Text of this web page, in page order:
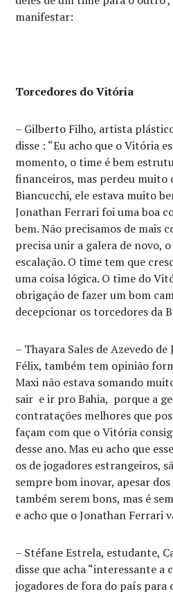
manifestar:
Torcedores do Vitória
– Gilberto Filho, artista
disse : “Eu acho que o Vitória
momento, o time é bem
financeiros, mas perdeu muito
Biancucchi, ele estava muito
Jonathan Ferrari foi uma boa
bem. Não precisamos de mais
precisa unir a galera de novo,
escalação. O time tem que
uma coisa lógica. O time do
obrigação de fazer um bom
decepcionar os torcedores da
– Thayara Sales de Azevedo de
Félix, também tem opinião
Maxi não estava somando
sair e ir pro Bahia, porque a
contratações melhores que
façam com que o Vitória
desse ano. Mas eu acho que
os de jogadores estrangeiros,
sempre bom inovar, apesar
também serem bons, mas é
e acho que o Jonathan Ferrari
– Stéfane Estrela, estudante,
disse que acha “interessante a
jogadores de fora do país